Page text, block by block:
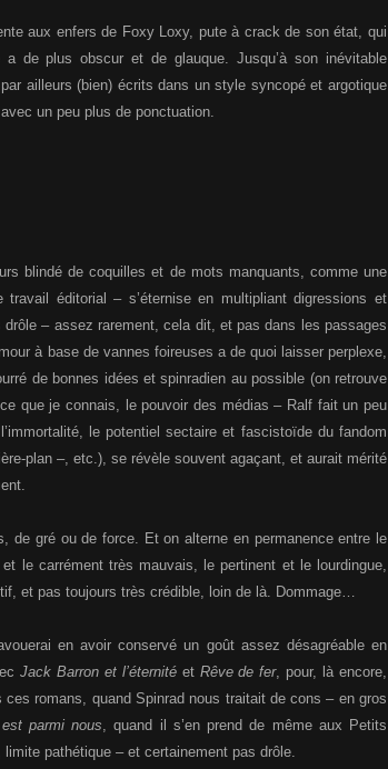
aux enfers de Foxy Loxy, pute à crack de son état, qui
de plus obscur et de glauque. Jusqu’à son inévitable
ailleurs (bien) écrits dans un style syncopé et argotique
avec un peu plus de ponctuation.
blindé de coquilles et de mots manquants, comme une
travail éditorial – s’éternise en multipliant digressions et
– assez rarement, cela dit, et pas dans les passages
à base de vannes foireuses a de quoi laisser perplexe,
de bonnes idées et spinradien au possible (on retrouve
que je connais, le pouvoir des médias – Ralf fait un peu
le potentiel sectaire et fascistoïde du fandom
plan –, etc.), se révèle souvent agaçant, et aurait mérité
de gré ou de force. Et on alterne en permanence entre le
le carrément très mauvais, le pertinent et le lourdingue,
et pas toujours très crédible, loin de là. Dommage…
en avoir conservé un goût assez désagréable en
Jack Barron et l’éternitéet Rêve de fer, pour, là encore,
ces romans, quand Spinrad nous traitait de cons – en gros
parmi nous, quand il s’en prend de même aux Petits
pathétique – et certainement pas drôle.